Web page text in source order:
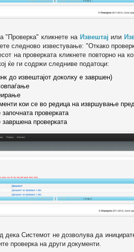
"Проверка" кликнете на Извештај или
следново известување: "Oткако
на проверката кликнете повторно на
ќе ги содржи следниве податоци:
до извештајот доколку е завршен)
кои се во редица на извршување
проверката
завршена проверката
дека Системот не дозволува да
проверка на други документи.